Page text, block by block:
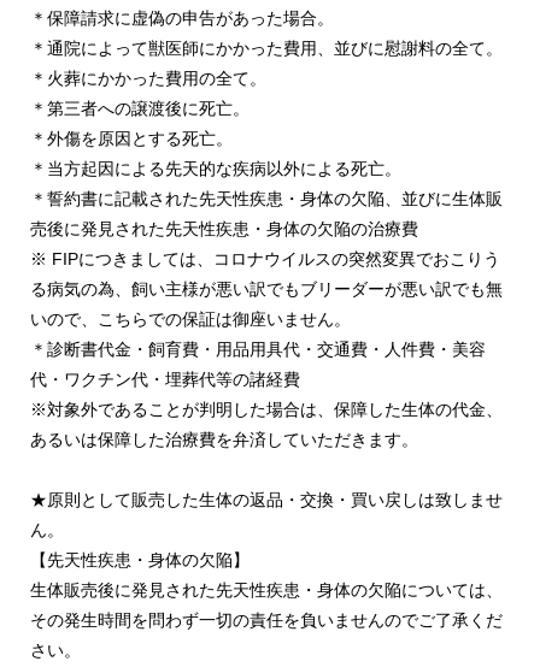
＊保障請求に虚偽の申告があった場合。
＊通院によって獣医師にかかった費用、並びに慰謝料の全て。
＊火葬にかかった費用の全て。
＊第三者への譲渡後に死亡。
＊外傷を原因とする死亡。
＊当方起因による先天的な疾病以外による死亡。
＊誓約書に記載された先天性疾患・身体の欠陥、並びに生体販
売後に発見された先天性疾患・身体の欠陥の治療費
※ FIPにつきましては、コロナウイルスの突然変異でおこりう
る病気の為、飼い主様が悪い訳でもブリーダーが悪い訳でも無
いので、こちらでの保証は御座いません。
＊診断書代金・飼育費・用品用具代・交通費・人件費・美容
代・ワクチン代・埋葬代等の諸経費
※対象外であることが判明した場合は、保障した生体の代金、
あるいは保障した治療費を弁済していただきます。
★原則として販売した生体の返品・交換・買い戻しは致しませ
ん。
【先天性疾患・身体の欠陥】
生体販売後に発見された先天性疾患・身体の欠陥については、
その発生時間を問わず一切の責任を負いませんのでご了承くだ
さい。